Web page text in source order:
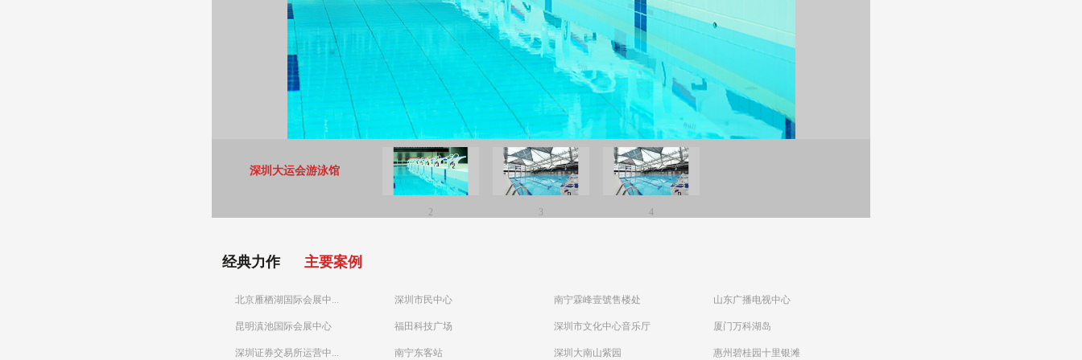
深圳大运会游泳馆
2 3 4
经典力作 主要案例
北京雁栖湖国际会展中...
昆明滇池国际会展中心
深圳证券交易所运营中...
深圳市民中心
福田科技广场
南宁东客站
南宁霖峰壹號售楼处
深圳市文化中心音乐厅
深圳大南山紫园
山东广播电视中心
厦门万科湖岛
惠州碧桂园十里银滩